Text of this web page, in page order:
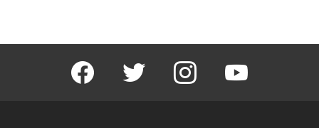
Facebook Twitter Instagram Youtube